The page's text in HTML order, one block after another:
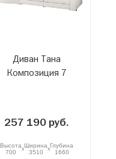
Диван Тана
Композиция 7
257 190 руб.
Высота
700
xШирина
3510
xГлубина
1660